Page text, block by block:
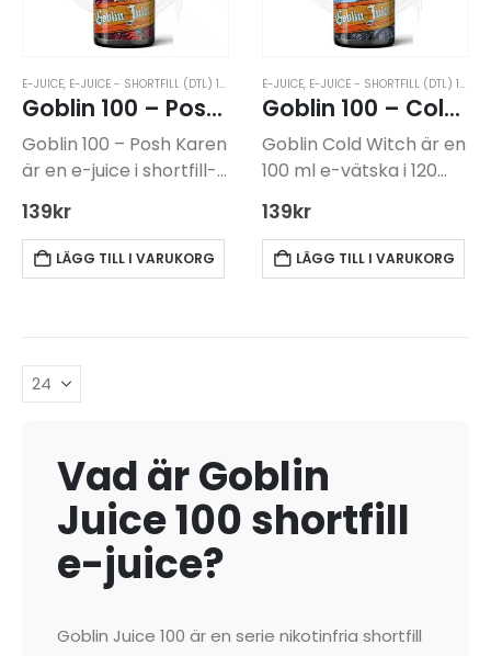
E-JUICE, E-JUICE - SHORTFILL (DTL) 100ML E-JUICE UTAN NIKOTIN,GOBLIN JUICE 100
Goblin 100 – Posh Karen
Goblin 100 – Posh Karen
är en e-juice i shortfill-
nikotinshots som köps
separat. Produkten
kommer i en 120 ml
139kr
LÄGG TILL I VARUKORG
E-JUICE, E-JUICE - SHORTFILL (DTL) 100ML
Goblin 100 – Cold Witch
Goblin Cold Witch är en
100 ml e-vätska i 120
tillsats av basvätska
eller nikotinshots.
Optimerad för sub-
139kr
LÄGG TILL I VARUKORG
Vad är Goblin
Juice 100 shortfill
e-juice?
Goblin Juice 100 är en serie nikotinfria shortfill